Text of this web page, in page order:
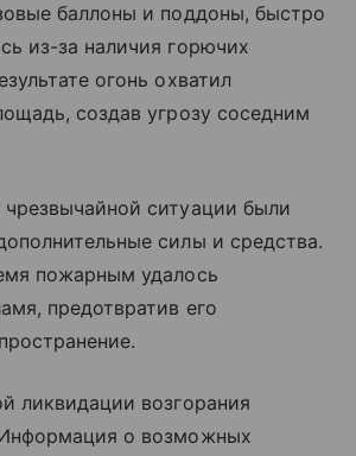
баллоны и поддоны, быстро
из-за наличия горючих
огонь охватил
создав угрозу соседним
ситуации были
силы и средства.
пожарным удалось
предотвратив его
ликвидации возгорания
о возможных